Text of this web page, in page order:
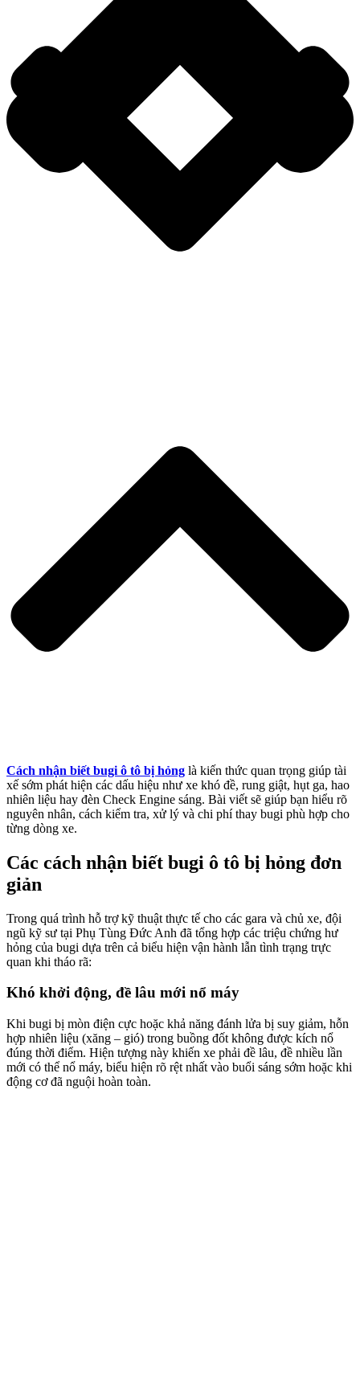
Cách nhận biết bugi ô tô bị hỏng là kiến thức quan trọng giúp tài
xế sớm phát hiện các dấu hiệu như xe khó đề, rung giật, hụt ga, hao
nhiên liệu hay đèn Check Engine sáng. Bài viết sẽ giúp bạn hiểu rõ
nguyên nhân, cách kiểm tra, xử lý và chi phí thay bugi phù hợp cho
từng dòng xe.
Các cách nhận biết bugi ô tô bị hỏng đơn
giản
Trong quá trình hỗ trợ kỹ thuật thực tế cho các gara và chủ xe, đội
ngũ kỹ sư tại Phụ Tùng Đức Anh đã tổng hợp các triệu chứng hư
hỏng của bugi dựa trên cả biểu hiện vận hành lẫn tình trạng trực
quan khi tháo rã:
Khó khởi động, đề lâu mới nổ máy
Khi bugi bị mòn điện cực hoặc khả năng đánh lửa bị suy giảm, hỗn
hợp nhiên liệu (xăng – gió) trong buồng đốt không được kích nổ
đúng thời điểm. Hiện tượng này khiến xe phải đề lâu, đề nhiều lần
mới có thể nổ máy, biểu hiện rõ rệt nhất vào buổi sáng sớm hoặc khi
động cơ đã nguội hoàn toàn.